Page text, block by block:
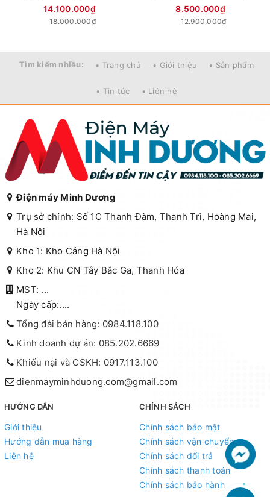
14.100.000₫
18.000.000₫
8.500.000₫
12.900.000₫
Tìm kiếm nhiều: • Trang chủ • Giới thiệu • Sản phẩm
• Tin tức • Liên hệ
Điện máy Minh Dương
Trụ sở chính: Số 1C Thanh Đàm, Thanh Trì, Hoàng Mai,
Hà Nội
Kho 1: Kho Cảng Hà Nội
Kho 2: Khu CN Tây Bắc Ga, Thanh Hóa
MST: ...
Ngày cấp:....
Tổng đài bán hàng: 0984.118.100
Kinh doanh dự án: 085.202.6669
Khiếu nại và CSKH: 0917.113.100
dienmayminhduong.com@gmail.com
HƯỚNG DẪN
Giới thiệu
Hướng dẫn mua hàng
Liên hệ
CHÍNH SÁCH
Chính sách bảo mật
Chính sách vận chuyển
Chính sách đổi trả
Chính sách thanh toán
Chính sách bảo hành